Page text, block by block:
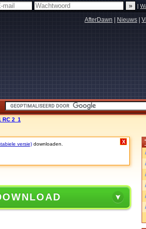
|
AfterDawn Nieuws
RC 2_1
versie) downloaden.
X